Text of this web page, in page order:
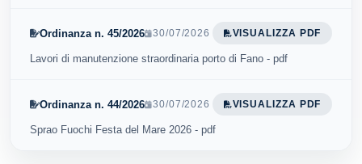
Ordinanza n. 45/2026 30/07/2026 VISUALIZZA PDF
Lavori di manutenzione straordinaria porto di Fano - pdf
Ordinanza n. 44/2026 30/07/2026 VISUALIZZA PDF
Sprao Fuochi Festa del Mare 2026 - pdf